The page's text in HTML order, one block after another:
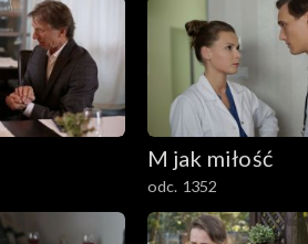
M jak miłość
odc. 1352